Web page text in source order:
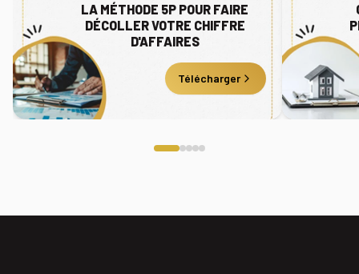
LA MÉTHODE 5P POUR FAIRE
DÉCOLLER VOTRE CHIFFRE
D'AFFAIRES
Télécharger